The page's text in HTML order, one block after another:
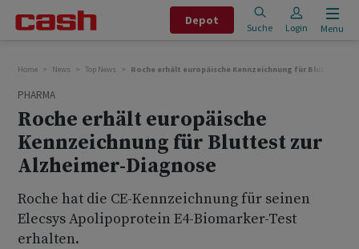
Depot
Suche Login Menu
Home News Top News Roche erhält europäische Kennzeichnung für Bluttest zur
PHARMA
Roche erhält europäische
Kennzeichnung für Bluttest zur
Alzheimer-Diagnose
Roche hat die CE-Kennzeichnung für seinen
Elecsys Apolipoprotein E4-Biomarker-Test
erhalten.